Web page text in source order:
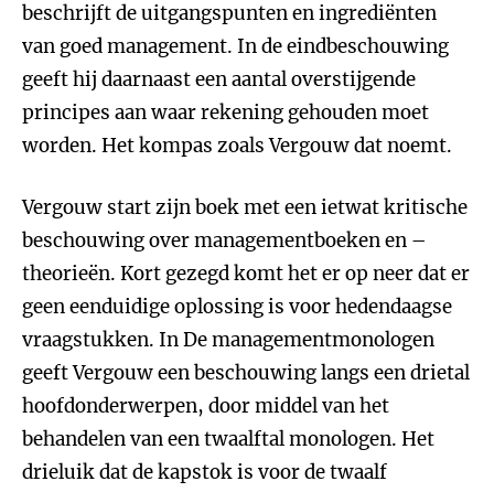
beschrijft de uitgangspunten en ingrediënten
van goed management. In de eindbeschouwing
geeft hij daarnaast een aantal overstijgende
principes aan waar rekening gehouden moet
worden. Het kompas zoals Vergouw dat noemt.
Vergouw start zijn boek met een ietwat kritische
beschouwing over managementboeken en –
theorieën. Kort gezegd komt het er op neer dat er
geen eenduidige oplossing is voor hedendaagse
vraagstukken. In De managementmonologen
geeft Vergouw een beschouwing langs een drietal
hoofdonderwerpen, door middel van het
behandelen van een twaalftal monologen. Het
drieluik dat de kapstok is voor de twaalf